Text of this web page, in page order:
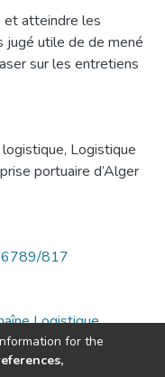
et atteindre les
jugé utile de de mené
sur les entretiens
, Logistique
portuaire d’Alger
817
Logistique
for the